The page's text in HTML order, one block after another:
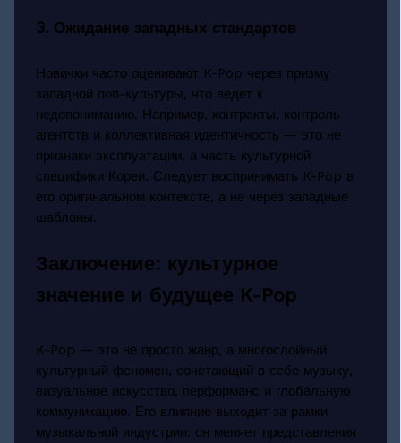
3. Ожидание западных стандартов
Новички часто оценивают K-Pop через призму
западной поп-культуры, что ведет к
недопониманию. Например, контракты, контроль
агентств и коллективная идентичность — это не
признаки эксплуатации, а часть культурной
специфики Кореи. Следует воспринимать K-Pop в
его оригинальном контексте, а не через западные
шаблоны.
Заключение: культурное
значение и будущее K-Pop
K-Pop — это не просто жанр, а многослойный
культурный феномен, сочетающий в себе музыку,
визуальное искусство, перформанс и глобальную
коммуникацию. Его влияние выходит за рамки
музыкальной индустрии: он меняет представления